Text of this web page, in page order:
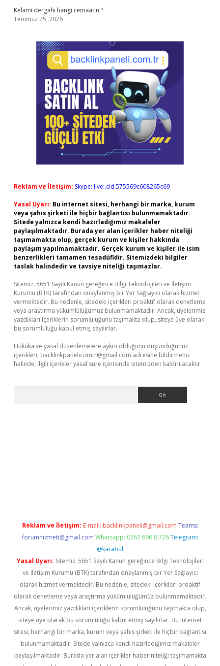
Kelami dergahı hangi cemaatin ?
Temmuz 25, 2026
Reklam ve İletişim: Skype: live:.cid.575569c608265c69
Yasal Uyarı: Bu internet sitesi, herhangi bir marka, kurum
veya şahıs şirketi ile hiçbir bağlantısı bulunmamaktadır.
Sitede yalnızca kendi hazırladığımız makaleler
paylaşılmaktadır. Burada yer alan içerikler haber niteliği
taşımamakta olup, gerçek kurum ve kişiler hakkında
paylaşım yapılmamaktadır. Gerçek kurum ve kişiler ile isim
benzerlikleri tamamen tesadüfidir. Sitemizdeki bilgiler
taslak halindedir ve tavsiye niteliği taşımazlar.
Sitemiz, 5651 Sayılı Kanun gereğince Bilgi Teknolojileri ve İletişim
Kurumu (BTK) tarafından onaylanmış bir Yer Sağlayıcı olarak hizmet
vermektedir. Bu nedenle, sitedeki içerikleri proaktif olarak denetleme
veya araştırma yükümlülüğümüz bulunmamaktadır. Ancak, üyelerimiz
yazdıkları içeriklerin sorumluluğunu taşımakta olup, siteye üye olarak
bu sorumluluğu kabul etmiş sayılırlar.
Hukuka ve yasal düzenlemelere aykırı olduğunu düşündüğünüz
içerikleri, backlinkpanelicomtr@gmail.com adresine bildirmeniz
halinde, ilgili içerikler yasal süre içerisinde sitemizden kaldırılacaktır.
Reklam ve İletişim: E-mail: backlinkpaneli@gmail.com Teams:
forumhizmeti@gmail.com Whatsapp: 0262 606 0 726 Telegram:
@karabul
Yasal Uyarı: Sitemiz, 5651 Sayılı Kanun gereğince Bilgi Teknolojileri
ve İletişim Kurumu (BTK) tarafından onaylanmış bir Yer Sağlayıcı
olarak hizmet vermektedir. Bu nedenle, sitedeki içerikleri proaktif
olarak denetleme veya araştırma yükümlülüğümüz bulunmamaktadır.
Ancak, üyelerimiz yazdıkları içeriklerin sorumluluğunu taşımakta olup,
siteye üye olarak bu sorumluluğu kabul etmiş sayılırlar. Bu internet
sitesi, herhangi bir marka, kurum veya şahıs şirketi ile hiçbir bağlantısı
bulunmamaktadır. Sitede yalnızca kendi hazırladığımız makaleler
paylaşılmaktadır. Burada yer alan içerikler haber niteliği taşımamakta